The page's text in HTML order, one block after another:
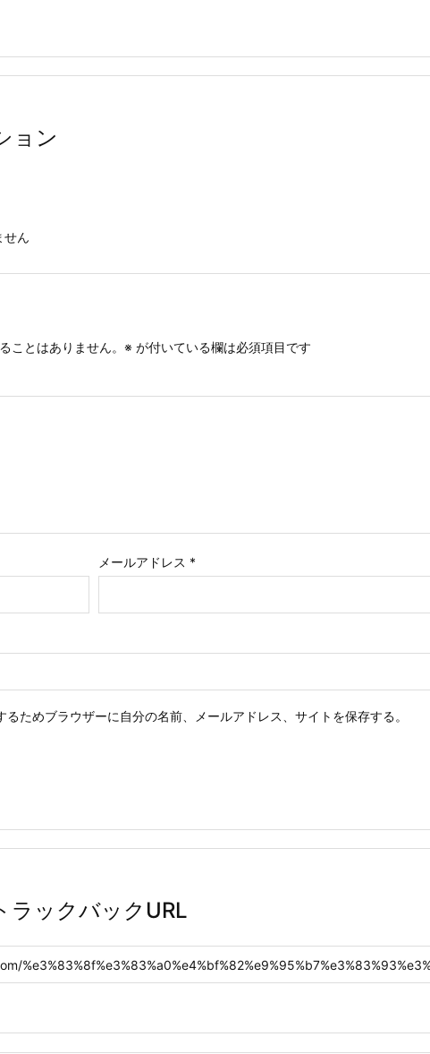
ョン
せん
ことはありません。 ※ が付いている欄は必須項目です
メールアドレス *
るためブラウザーに自分の名前、メールアドレス、サイトを保存する。
ラックバックURL